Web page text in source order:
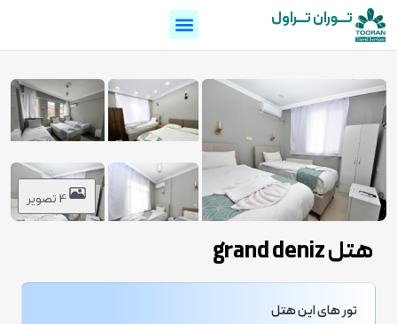
تـــوران تـــراول
4 تصویر
هتل grand deniz
تور های این هتل